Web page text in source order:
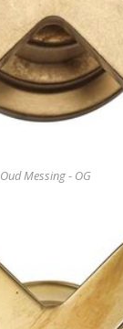
Oud Messing - OG